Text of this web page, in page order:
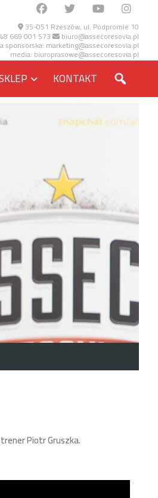
35-051 Rzeszów, ul. Podpromie 10
669 001 573 biuro@assecoresovia.pl
sponsorska: marketing@assecoresovia.pl
media: biuroprasowe@assecoresovia.pl
KONTAKT
Piotr Gruszka.